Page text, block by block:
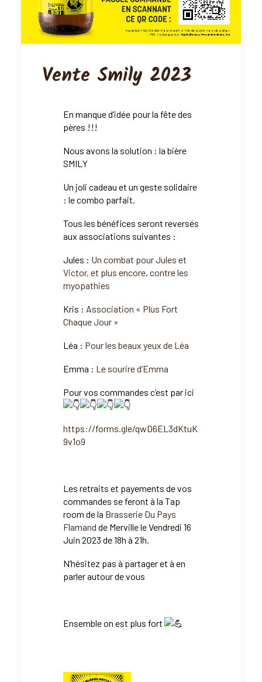
Vente Smily 2023
En manque d’idée pour la fête des
pères !!!
Nous avons la solution : la bière
SMILY
Un joli cadeau et un geste solidaire
: le combo parfait.
Tous les bénéfices seront reversés
aux associations suivantes :
Jules : Un combat pour Jules et
Victor, et plus encore, contre les
myopathies
Kris : Association « Plus Fort
Chaque Jour »
Léa : Pour les beaux yeux de Léa
Emma : Le sourire d’Emma
Pour vos commandes c’est par ici
https://forms.gle/qwD6EL3dKtuK
9v1o9
Les retraits et payements de vos
commandes se feront à la Tap
room de la Brasserie Du Pays
Flamand de Merville le Vendredi 16
Juin 2023 de 18h à 21h.
N’hésitez pas à partager et à en
parler autour de vous
Ensemble on est plus fort